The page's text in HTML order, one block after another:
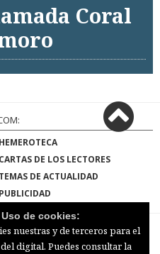
Coral
HEMEROTECA
CARTAS DE LOS LECTORES
TEMAS DE ACTUALIDAD
PUBLICIDAD
de cookies:
nuestras y de terceros para el
digital. Puedes consultar la